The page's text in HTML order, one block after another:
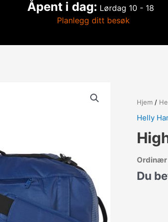
Åpent i dag: Lørdag 10 - 18
Planlegg ditt besøk
Hjem /
Helly
Du